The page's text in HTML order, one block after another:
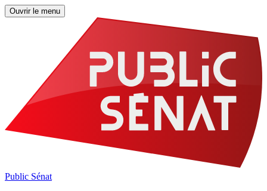
Ouvrir le menu
Public Sénat